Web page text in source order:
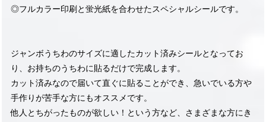
◎フルカラー印刷と蛍光紙を合わせたスペシャルシールです。
ジャンボうちわのサイズに適したカット済みシールとなってお
り、お持ちのうちわに貼るだけで完成します。
カット済みなので届いて直ぐに貼ることができ、急いでいる方や
手作りが苦手な方にもオススメです。
他人とちがったものが欲しい！という方など、さまざまな方にき